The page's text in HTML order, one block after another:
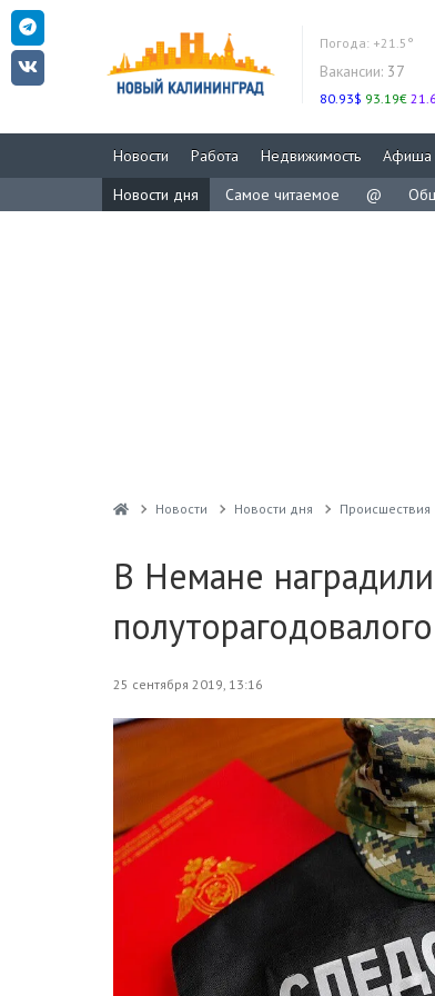
Погода: +21.5°
Вакансии: 37
80.93$ 93.19€
Новости Работа Недвижимость Афиша
Новости дня
Самое читаемое @
Новости Новости дня Проиcшествия
В Немане
25 сентября 2019, 13:16